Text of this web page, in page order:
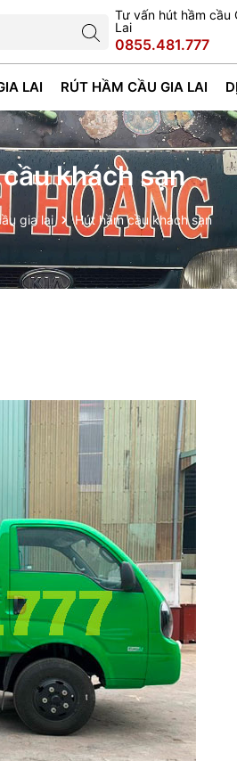
Tư vấn hút hầm cầu
Lai
0855.481.777
LAI RÚT HẦM CẦU GIA LAI
khách sạn
gia lai Hút hầm cầu khách sạn